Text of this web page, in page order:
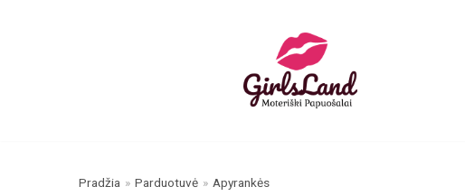
Pradžia » Parduotuvė » Apyrankės